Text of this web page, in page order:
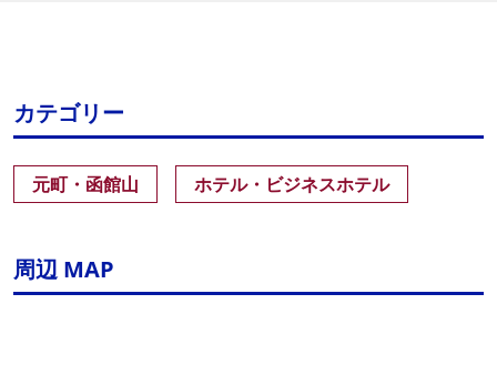
カテゴリー
元町・函館山 ホテル・ビジネスホテル
周辺 MAP